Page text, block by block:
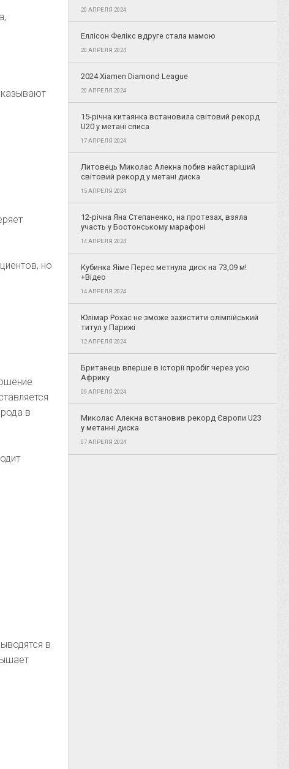
но
в
в
20 АПРЕЛЯ 2024
Еллісон Фелікс вдруге стала мамою
20 АПРЕЛЯ 2024
2024 Xiamen Diamond League
20 АПРЕЛЯ 2024
15-річна китаянка встановила світовий рекорд
U20 у метані списа
17 АПРЕЛЯ 2024
Литовець Миколас Алекна побив найстаріший
світовий рекорд у метані диска
15 АПРЕЛЯ 2024
12-річна Яна Степаненко, на протезах, взяла
участь у Бостонському марафоні
14 АПРЕЛЯ 2024
Кубинка Яіме Перес метнула диск на 73,09 м!
+Відео
14 АПРЕЛЯ 2024
Юлімар Рохас не зможе захистити олімпійський
титул у Парижі
12 АПРЕЛЯ 2024
Британець вперше в історії пробіг через усю
Африку
09 АПРЕЛЯ 2024
Миколас Алекна встановив рекорд Європи U23
у метанні диска
07 АПРЕЛЯ 2024